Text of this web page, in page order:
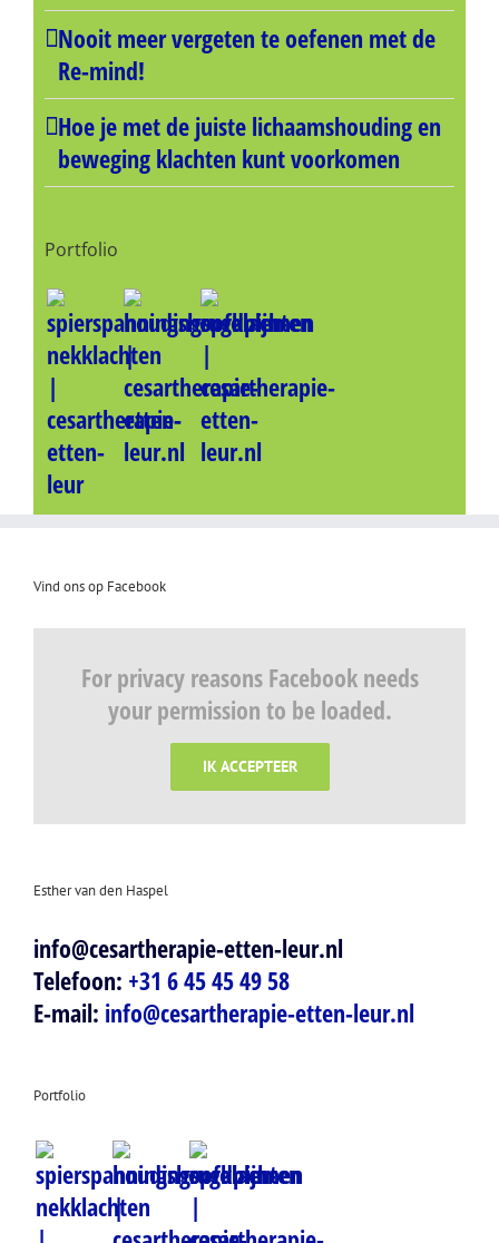
Nooit meer vergeten te oefenen met de
Re-mind!
Hoe je met de juiste lichaamshouding en
beweging klachten kunt voorkomen
Portfolio
Vind ons op Facebook
For privacy reasons Facebook needs
your permission to be loaded.
IK ACCEPTEER
Esther van den Haspel
info@cesartherapie-etten-leur.nl
Telefoon: +31 6 45 45 49 58
E-mail: info@cesartherapie-etten-leur.nl
Portfolio